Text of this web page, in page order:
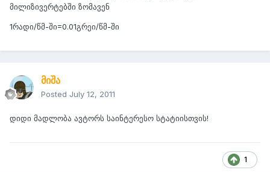
მილიზივერტებში ზომავენ
1რადი/წმ-ში=0.01გრეი/წმ-ში
მიშა
Posted July 12, 2011
დიდი მადლობა ავტორს საინტერესო სტატიისთვის!
1